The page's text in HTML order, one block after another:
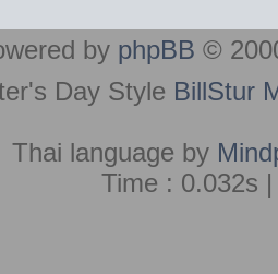
by phpBB ©
Day Style BillStur
Thai language by
Time : 0.032s